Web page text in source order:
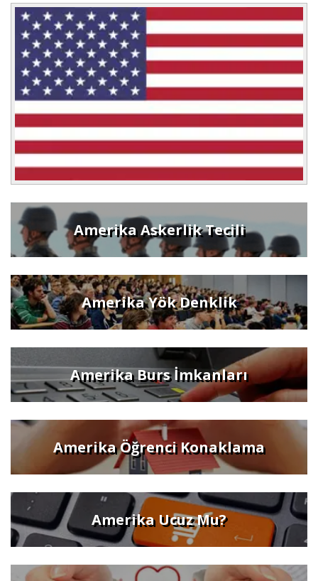
Amerika Askerlik Tecili
Amerika Yök Denklik
Amerika Burs İmkanları
Amerika Öğrenci Konaklama
Amerika Ucuz Mu?